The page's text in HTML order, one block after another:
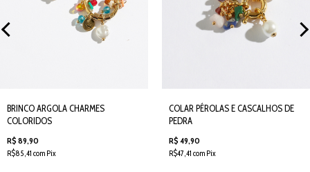
BRINCO ARGOLA CHARMES
COLORIDOS
R$ 89,90
R$85,41 com Pix
COLAR PÉROLAS E CASCALHOS DE
PEDRA
R$ 49,90
R$47,41 com Pix